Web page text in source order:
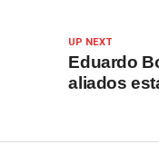
UP NEXT
Eduardo
aliados